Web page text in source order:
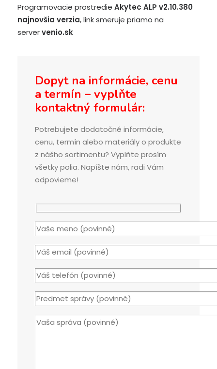
Programovacie prostredie Akytec ALP v2.10.380
najnovšia verzia, link smeruje priamo na
servervenio.sk
Dopyt na informácie, cenu
a termín – vyplňte
kontaktný formulár:
Potrebujete dodatočné informácie,
cenu, termín alebo materiály o produkte
z nášho sortimentu? Vyplňte prosím
všetky polia. Napíšte nám, radi Vám
odpovieme!